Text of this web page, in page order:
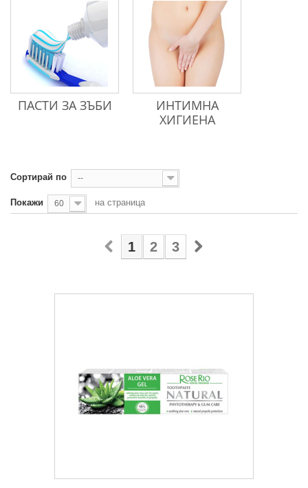
ПАСТИ ЗА ЗЪБИ
ИНТИМНА
ХИГИЕНА
Сортирай по --
Покажи 60 на страница
1 2 3